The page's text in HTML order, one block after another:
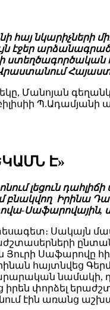
նկարիչների
էջեր
Վրաստանում
Մանոյան
Է»
լեցուն
բնակվող
Սաֆարովային,
Սակայն
Սաֆարովը
հայտնվեց
փորձել
էին առանց